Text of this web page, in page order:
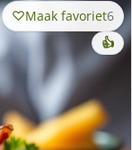
Maak favoriet6
👍